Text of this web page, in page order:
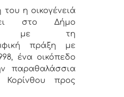
η οικογένειά
στο Δήμο
με τη
πράξη με
ένα οικόπεδο
παραθαλάσσια
Κορίνθου προς